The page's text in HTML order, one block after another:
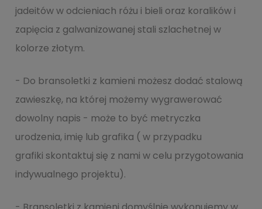
jadeitów w odcieniach różu i bieli oraz koralików i
zapięcia z galwanizowanej stali szlachetnej w
kolorze złotym.
- Do bransoletki z kamieni możesz dodać stalową
zawieszkę, na której możemy wygrawerować
dowolny napis - może to być metryczka
urodzenia, imię lub grafika ( w przypadku
grafiki skontaktuj się z nami w celu przygotowania
indywualnego projektu).